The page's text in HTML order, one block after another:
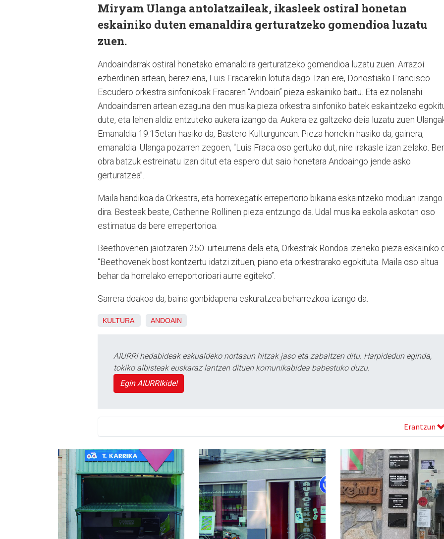
Miryam Ulanga antolatzaileak, ikasleek ostiral honetan
eskainiko duten emanaldira gerturatzeko gomendioa luzatu
zuen.
Andoaindarrak ostiral honetako emanaldira gerturatzeko gomendioa luzatu zuen. Arrazoi
ezberdinen artean, bereziena, Luis Fracarekin lotuta dago. Izan ere, Donostiako Francisco
Escudero orkestra sinfonikoak Fracaren “Andoain” pieza eskainiko baitu. Eta ez nolanahi.
Andoaindarren artean ezaguna den musika pieza orkestra sinfoniko batek eskaintzeko
dute, eta lehen aldiz entzuteko aukera izango da. Aukera ez galtzeko deia luzatu zuen
Emanaldia 19:15etan hasiko da, Bastero Kulturgunean. Pieza horrekin hasiko da, gainera,
emanaldia. Ulanga pozarren zegoen, “Luis Fraca oso gertuko dut, nire irakasle izan zelako.
obra batzuk estreinatu izan ditut eta espero dut saio honetara Andoaingo jende asko
gerturatzea”.
Maila handikoa da Orkestra, eta horrexegatik errepertorio bikaina eskaintzeko moduan izango
dira. Besteak beste, Catherine Rollinen pieza entzungo da. Udal musika eskola askotan oso
estimatua da bere errepertorioa.
Beethovenen jaiotzaren 250. urteurrena dela eta, Orkestrak Rondoa izeneko pieza eskainiko
“Beethovenek bost kontzertu idatzi zituen, piano eta orkestrarako egokituta. Maila oso altua
behar da horrelako erreportorioari aurre egiteko”.
Sarrera doakoa da, baina gonbidapena eskuratzea beharrezkoa izango da.
KULTURA ANDOAIN
AIURRI hedabideak eskualdeko nortasun hitzak jaso eta zabaltzen ditu. Harpidedun eginda,
tokiko albisteak euskaraz lantzen dituen komunikabidea babestuko duzu.
Egin AIURRIkide!
Erantzun